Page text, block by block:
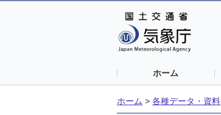
ホーム
ホーム > 各種データ・資料